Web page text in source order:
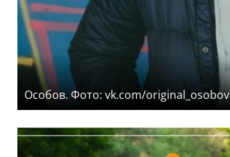
Особов. Фото: vk.com/original_osobov